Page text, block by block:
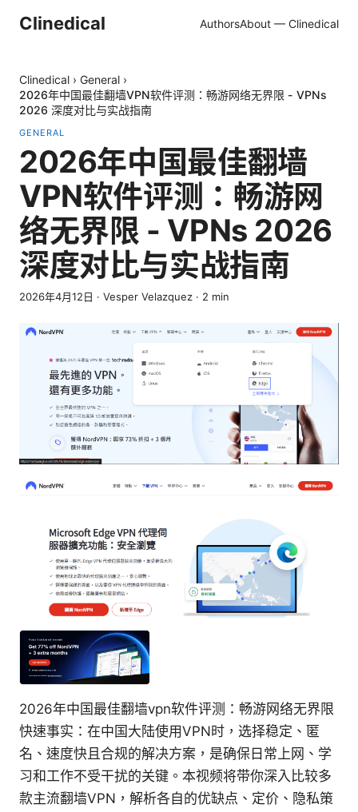
Clinedical AuthorsAbout — Clinedical
Clinedical › General ›
2026年中国最佳翻墙VPN软件评测：畅游网络无界限 - VPNs
2026 深度对比与实战指南
GENERAL
2026年中国最佳翻墙
VPN软件评测：畅游网
络无界限 - VPNs 2026
深度对比与实战指南
2026年4月12日 · Vesper Velazquez · 2 min
2026年中国最佳翻墙vpn软件评测：畅游网络无界限
快速事实：在中国大陆使用VPN时，选择稳定、匿
名、速度快且合规的解决方案，是确保日常上网、学
习和工作不受干扰的关键。本视频将带你深入比较多
款主流翻墙VPN，解析各自的优缺点、定价、隐私策